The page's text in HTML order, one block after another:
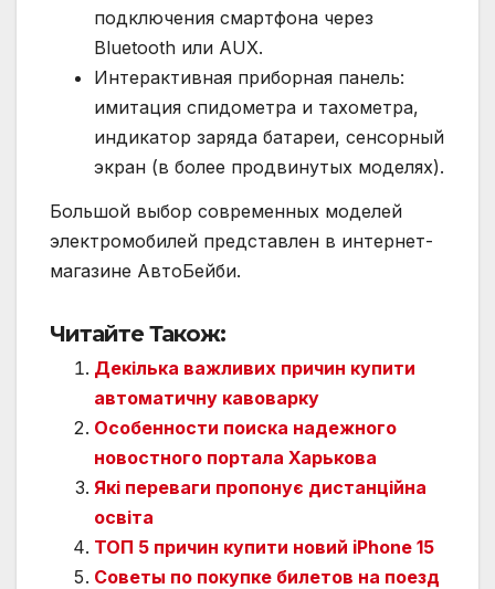
подключения смартфона через
Bluetooth или AUX.
Интерактивная приборная панель:
имитация спидометра и тахометра,
индикатор заряда батареи, сенсорный
экран (в более продвинутых моделях).
Большой выбор современных моделей
электромобилей представлен в интернет-
магазине АвтоБейби.
Читайте Також:
Декілька важливих причин купити
автоматичну кавоварку
Особенности поиска надежного
новостного портала Харькова
Які переваги пропонує дистанційна
освіта
ТОП 5 причин купити новий iPhone 15
Советы по покупке билетов на поезд